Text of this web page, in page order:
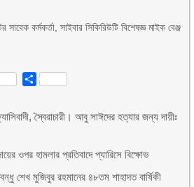
সাবেক কর্মকর্তা, সাইবার সিকিরিউটি বিশেষজ্ঞ মাইক বেঞ্জ
Share
স্বৈরাচারী। আবু সাঈদের হত্যার জন্য দায়ীঃ
ওপর হামলার প্রতিবাদে প্যারিসে বিক্ষোভ
শেখ মুজিবুর রহমানের ৪৮তম শাহাদত বার্ষিকী